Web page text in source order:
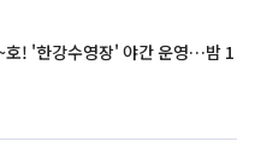
호! '한강수영장' 야간 운영…밤 1